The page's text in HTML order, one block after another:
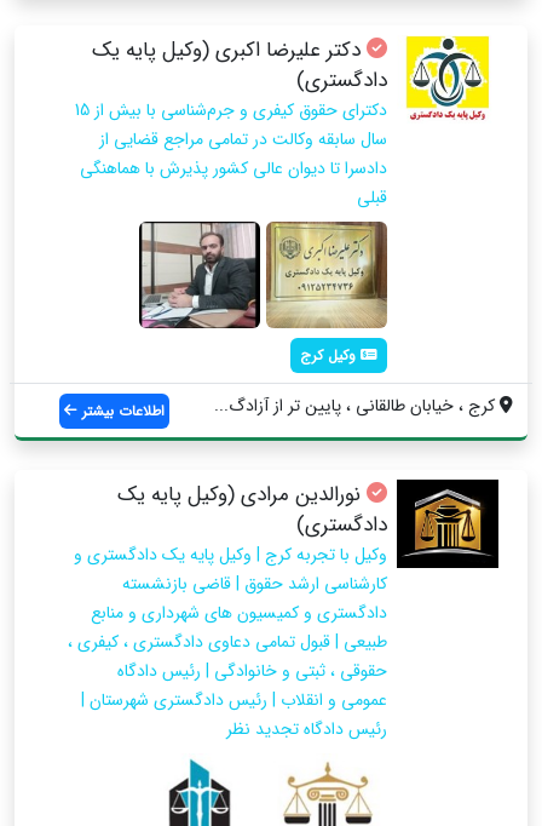
دکتر علیرضا اکبری (وکیل پایه یک
دادگستری)
دکترای حقوق کیفری و جرم‌شناسی با بیش از 15
سال سابقه وکالت در تمامی مراجع قضایی از
دادسرا تا دیوان عالی کشور پذیرش با هماهنگی
قبلی
وکیل کرج
کرج ، خیابان طالقانی ، پایین تر از آزادگ... اطلاعات بیشتر
نورالدین مرادی (وکیل پایه یک
دادگستری)
وکیل با تجربه کرج | وکیل پایه یک دادگستری و
کارشناسی ارشد حقوق | قاضی بازنشسته
دادگستری و کمیسیون های شهرداری و منابع
طبیعی | قبول تمامی دعاوی دادگستری ، کیفری ،
حقوقی ، ثبتی و خانوادگی | رئیس دادگاه
عمومی و انقلاب | رئیس دادگستری شهرستان |
رئیس دادگاه تجدید نظر